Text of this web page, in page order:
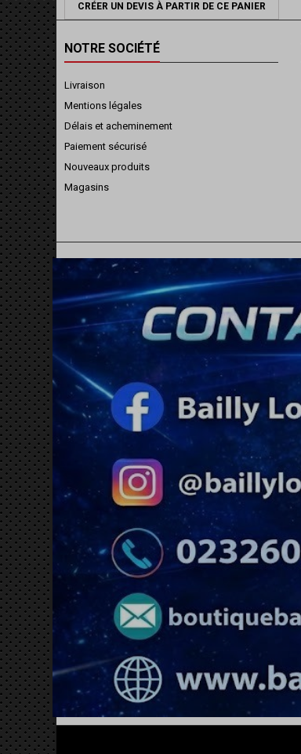
CRÉER UN DEVIS À PARTIR DE CE PANIER
NOTRE SOCIÉTÉ
Livraison
Mentions légales
Délais et acheminement
Paiement sécurisé
Nouveaux produits
Magasins